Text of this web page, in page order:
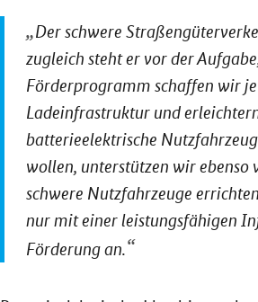
Der schwere
zugleich steht er vor der
Förderprogramm schaffen wir
Ladeinfrastruktur und
batterieelektrische
wollen, unterstützen wir
schwere Nutzfahrzeuge
nur mit einer leistungsfähigen
Förderung an.